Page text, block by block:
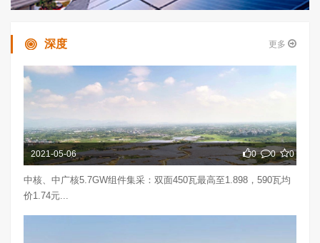
深度 更多
2021-05-06 0 0 0
中核、中广核5.7GW组件集采：双面450瓦最高至1.898，590瓦均
价1.74元...